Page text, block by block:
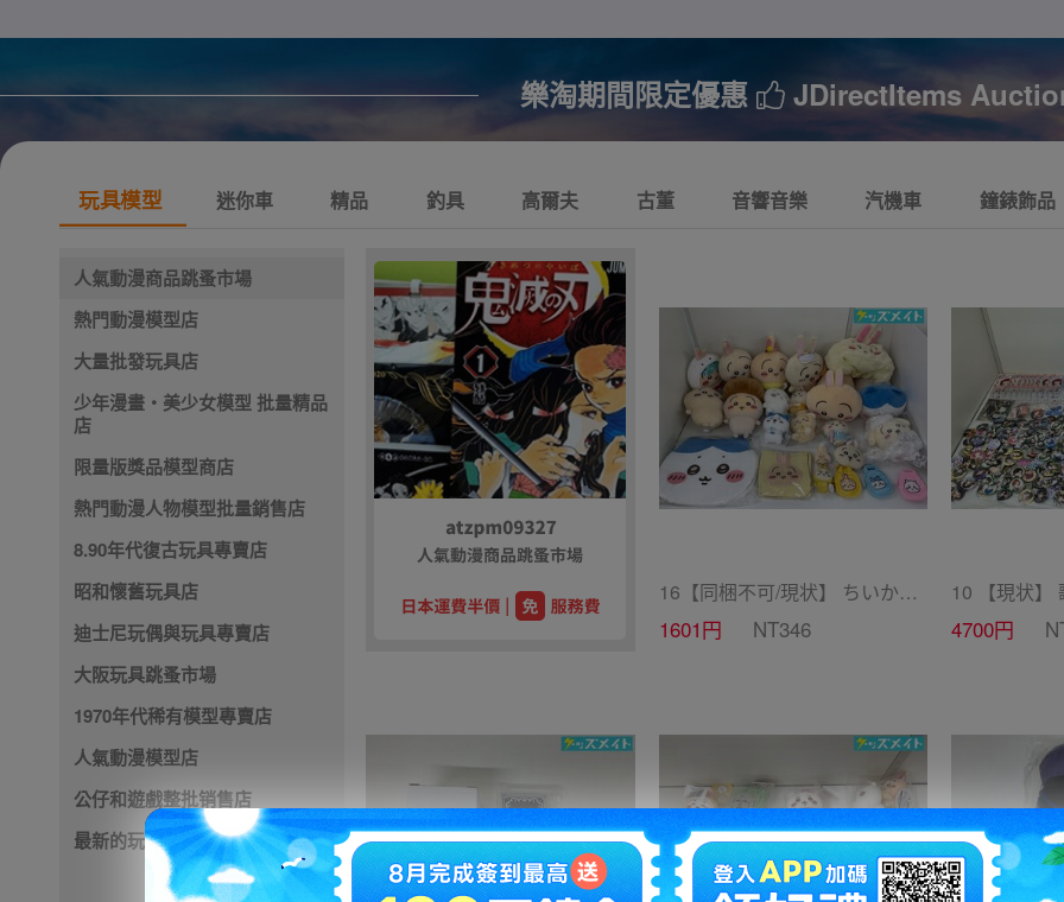
樂淘期間限定優惠 JDirectItems
玩具模型 迷你車 精品 釣具 高爾夫 古董 音響音樂 汽機車 鐘錶飾品
人氣動漫商品跳蚤市場
熱門動漫模型店
大量批發玩具店
少年漫畫・美少女模型 批量精品
店
限量版獎品模型商店
熱門動漫人物模型批量銷售店
8.90年代復古玩具專賣店
昭和懷舊玩具店
迪士尼玩偶與玩具專賣店
大阪玩具跳蚤市場
1970年代稀有模型專賣店
人氣動漫模型店
公仔和遊戲整批销售店
最新的玩具店
16【同梱不可/現状】 ちいかわ グッズ まとめ売り BIGボストンバッグ、ぬいぐるみ 他 / ちいかわ
1601円 NT346 4700円